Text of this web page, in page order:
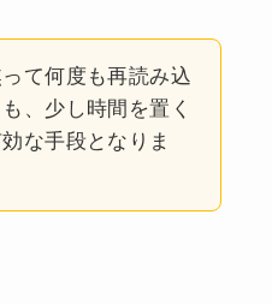
て何度も再読み込
、少し時間を置く
な手段となりま